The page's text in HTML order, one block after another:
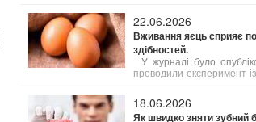
мешкають на язиці і в
сполуки з різким запахом.
22.06.2026
Вживання яєць сприяє
здібностей.
У журналі було
проводили експеримент
що їжа з яйцями
зокрема покращуючи
18.06.2026
Як швидко зняти зубний